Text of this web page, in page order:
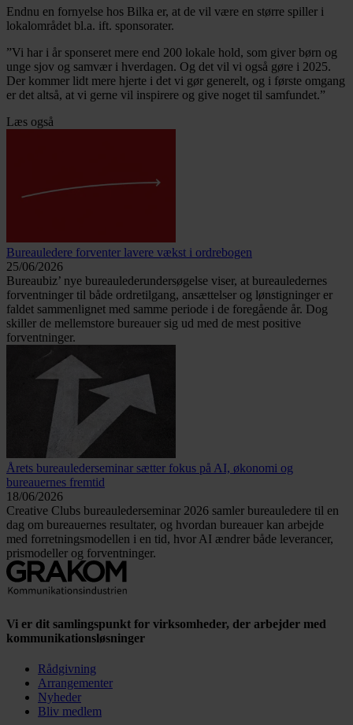
Endnu en fornyelse hos Bilka er, at de vil være en større spiller i
lokalområdet bl.a. ift. sponsorater.
”Vi har i år sponseret mere end 200 lokale hold, som giver børn og
unge sjov og samvær i hverdagen. Og det vil vi også gøre i 2025.
Der kommer lidt mere hjerte i det vi gør generelt, og i første omgang
er det altså, at vi gerne vil inspirere og give noget til samfundet.”
Læs også
Bureauledere forventer lavere vækst i ordrebogen
25/06/2026
Bureaubiz’ nye bureaulederundersøgelse viser, at bureauledernes
forventninger til både ordretilgang, ansættelser og lønstigninger er
faldet sammenlignet med samme periode i de foregående år. Dog
skiller de mellemstore bureauer sig ud med de mest positive
forventninger.
Årets bureaulederseminar sætter fokus på AI, økonomi og
bureauernes fremtid
18/06/2026
Creative Clubs bureaulederseminar 2026 samler bureauledere til en
dag om bureauernes resultater, og hvordan bureauer kan arbejde
med forretningsmodellen i en tid, hvor AI ændrer både leverancer,
prismodeller og forventninger.
Vi er dit samlingspunkt for virksomheder, der arbejder med
kommunikationsløsninger
Rådgivning
Arrangementer
Nyheder
Bliv medlem